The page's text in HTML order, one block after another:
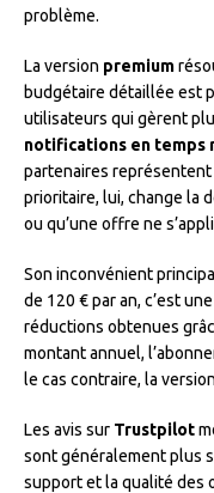
problème.
La version premium
budgétaire détaillée est
utilisateurs qui gèrent
notifications en temps
partenaires
prioritaire, lui, change la
ou qu’une offre ne
Son inconvénient
de 120 € par an, c’est
réductions obtenues
montant annuel,
le cas contraire, la
Les avis sur Trustpilot
sont généralement plus
support et la qualité des